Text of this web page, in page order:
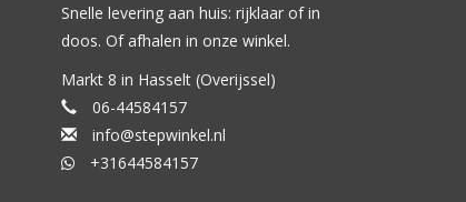
Snelle levering aan huis: rijklaar of in
doos. Of afhalen in onze winkel.
Markt 8 in Hasselt (Overijssel)
06-44584157
info@stepwinkel.nl
+31644584157